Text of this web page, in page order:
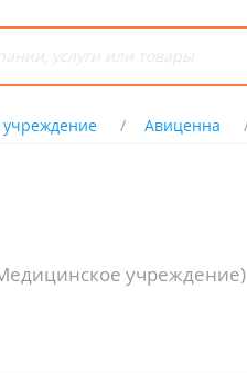
Авиценна
учреждение)